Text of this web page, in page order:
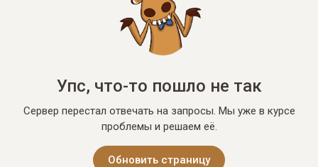
Упс, что-то пошло не так
Сервер перестал отвечать на запросы. Мы уже в курсе
проблемы и решаем её.
Обновить страницу